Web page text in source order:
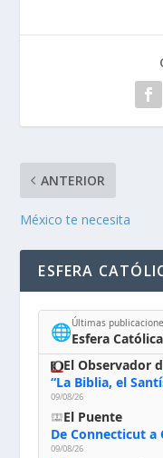
ANTERIOR
México te necesita
ESFERA
🌐Últimas
Esfera Católica
El Observador
09/08/26
El Puente
09/08/26